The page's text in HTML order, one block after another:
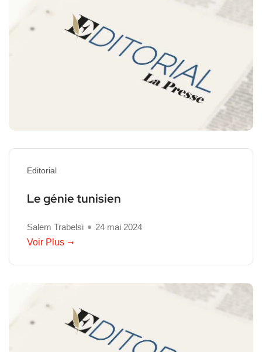
Editorial
Le génie tunisien
Salem Trabelsi
24 mai 2024
Voir Plus